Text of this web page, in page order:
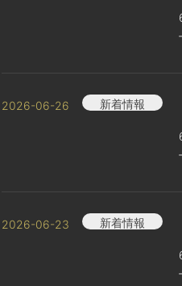
2026-06-26 新着情報
2026-06-23 新着情報